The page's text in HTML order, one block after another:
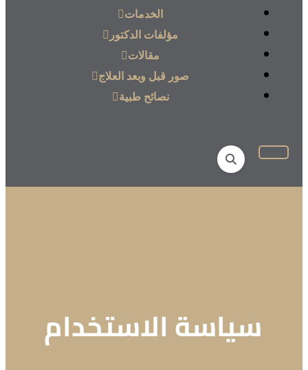
الخدمات
مؤلفات الدكتور
مقالات
صور قبل وبعد العلاج
نصائح طبية
سياسة الاستخدام